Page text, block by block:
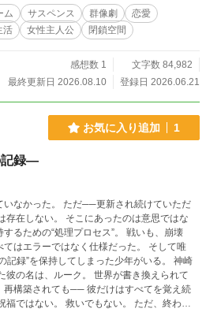
命の恋を探している
※本作は10話程度遅れて
複投稿しています。
ム サスペンス 群像劇
恋愛
活 女性主人公 閉鎖空間
感想数 1
文字数 84,982
最終更新日 2026.08.10
登録日 2026.06.21
お気に入り追加 1
記録―
──更新され続けていただ
めの“処理プロセス”。 戦いも、崩壊
エラーではなく仕様だった。 そして唯
録”を保持してしまった少年がいる。 神崎
ルーク。 世界が書き換えられて
再構築されても── 彼だけはすべてを覚え続
た。 更新される世界の中で、 ひ